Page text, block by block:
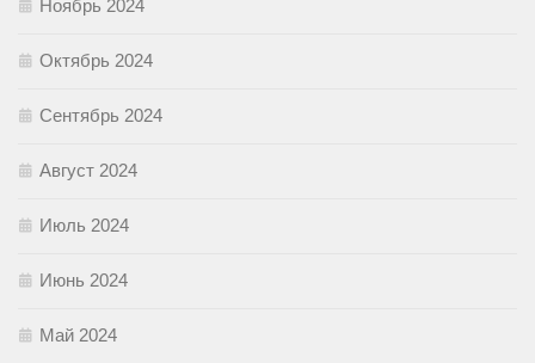
Ноябрь 2024
Октябрь 2024
Сентябрь 2024
Август 2024
Июль 2024
Июнь 2024
Май 2024